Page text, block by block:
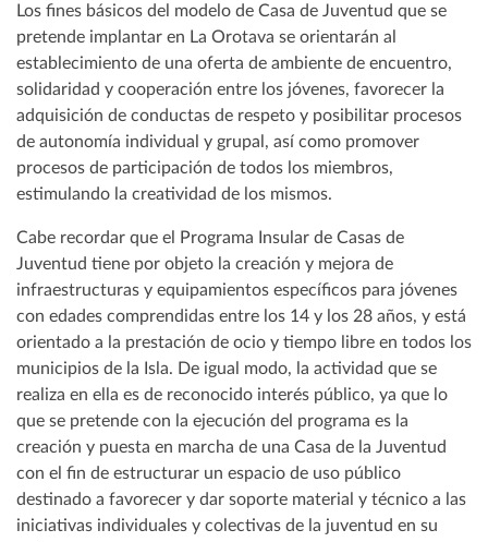
Los fines básicos del modelo de Casa de Juventud que se
pretende implantar en La Orotava se orientarán al
establecimiento de una oferta de ambiente de encuentro,
solidaridad y cooperación entre los jóvenes, favorecer la
adquisición de conductas de respeto y posibilitar procesos
de autonomía individual y grupal, así como promover
procesos de participación de todos los miembros,
estimulando la creatividad de los mismos.
Cabe recordar que el Programa Insular de Casas de
Juventud tiene por objeto la creación y mejora de
infraestructuras y equipamientos específicos para jóvenes
con edades comprendidas entre los 14 y los 28 años, y está
orientado a la prestación de ocio y tiempo libre en todos los
municipios de la Isla. De igual modo, la actividad que se
realiza en ella es de reconocido interés público, ya que lo
que se pretende con la ejecución del programa es la
creación y puesta en marcha de una Casa de la Juventud
con el fin de estructurar un espacio de uso público
destinado a favorecer y dar soporte material y técnico a las
iniciativas individuales y colectivas de la juventud en su